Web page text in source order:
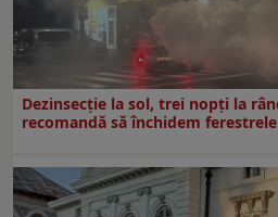
Dezinsecţie la sol, trei nopţi la
recomandă să închidem ferestrele